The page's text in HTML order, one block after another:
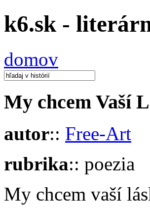
k6.sk -
domov
My chcem Vaší
autor:: Free-Art
rubrika:: poezia
My chcem vaší